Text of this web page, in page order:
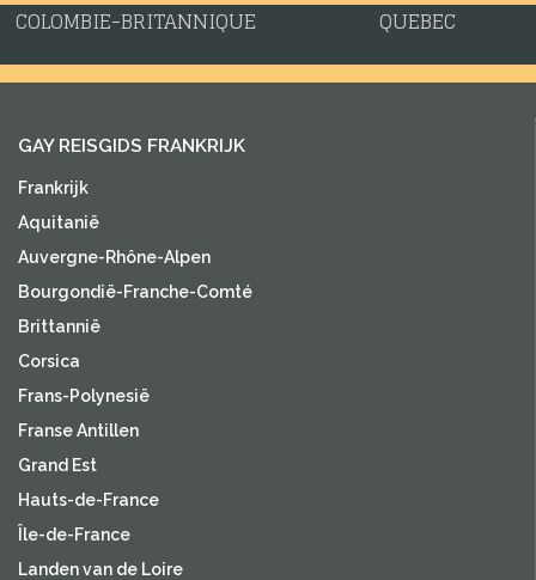
COLOMBIE-BRITANNIQUE QUEBEC
GAY REISGIDS FRANKRIJK
Frankrijk
Aquitanië
Auvergne-Rhône-Alpen
Bourgondië-Franche-Comté
Brittannië
Corsica
Frans-Polynesië
Franse Antillen
Grand Est
Hauts-de-France
Île-de-France
Landen van de Loire